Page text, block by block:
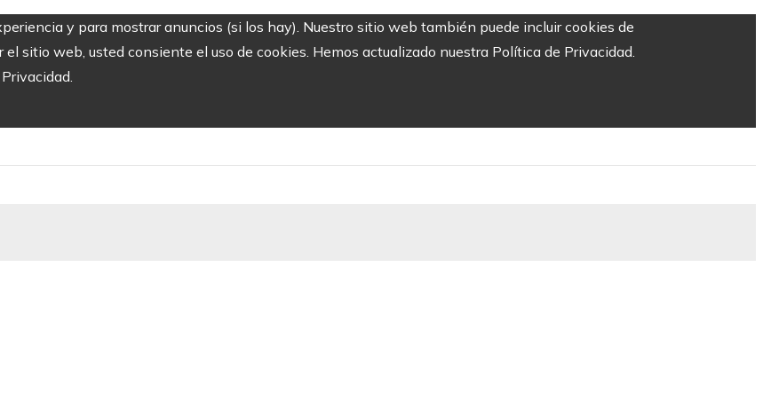
y para mostrar anuncios (si los hay). Nuestro sitio web también puede incluir cookies de
sitio web, usted consiente el uso de cookies. Hemos actualizado nuestra Política de Privacidad.